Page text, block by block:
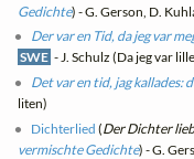
Gedichte) - G. Gerson, D.
Der var en Tid, da jeg var
SWE - J. Schulz (Da jeg var
Det var en tid, jag kallades:
liten)
Dichterlied(Der Dichter
vermischte Gedichte) - G.